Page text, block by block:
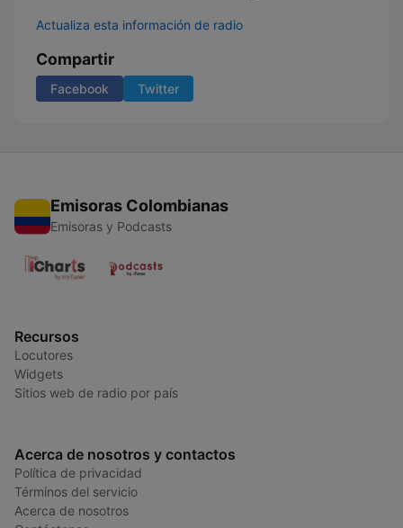
Actualiza esta información de radio
Compartir
Facebook Twitter
Emisoras Colombianas
Emisoras y Podcasts
Recursos
Locutores
Widgets
Sitios web de radio por país
Acerca de nosotros y contactos
Política de privacidad
Términos del servicio
Acerca de nosotros